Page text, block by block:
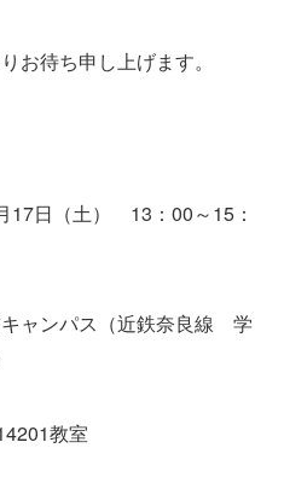
お待ち申し上げます。
17日（土） 13：00～15：
キャンパス（近鉄奈良線 学
教室